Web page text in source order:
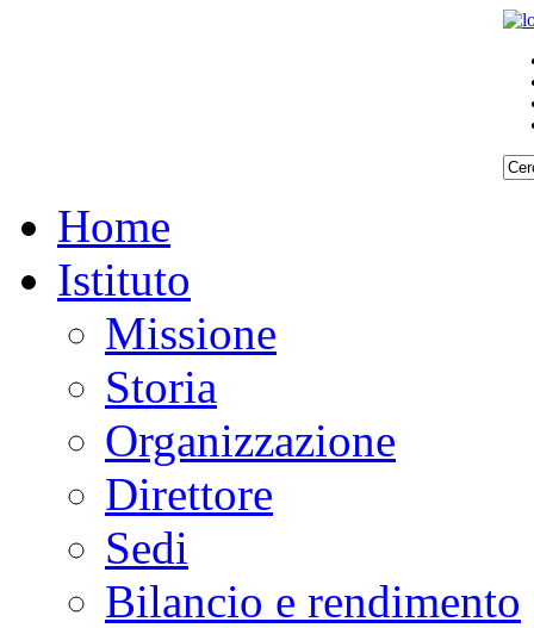
Home
Istituto
Missione
Storia
Organizzazione
Direttore
Sedi
Bilancio e rendimento